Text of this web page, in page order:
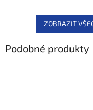
ZOBRAZIT
Podobné produkty